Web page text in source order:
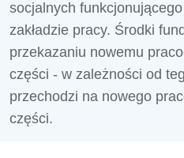
socjalnych
zakładzie pracy. Środki
przekazaniu nowemu
części - w zależności od
przechodzi na nowego
części.